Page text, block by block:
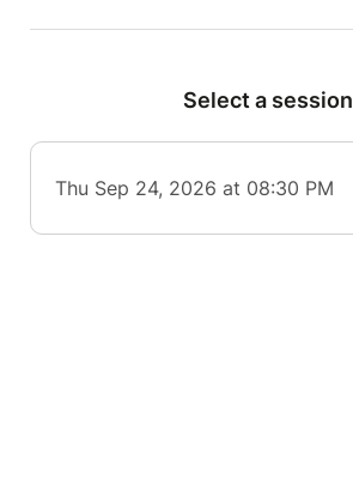
spectacle
Select a session
Thu Sep 24, 2026 at 08:30 PM